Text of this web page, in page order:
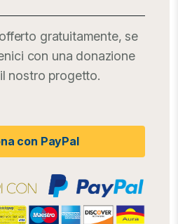
gratuitamente, se
con una donazione
nostro progetto.
con PayPal